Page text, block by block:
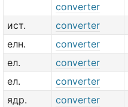
converter
ист.
converter
елн.
converter
ел.
converter
ел.
converter
ядр.
converter